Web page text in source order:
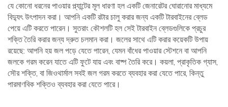
যে কোনো ধরনের পাওয়ার প্ল্যান্টের মূল ধারণা হল একটি জেনারেটর ঘোরানোর মাধ্যমে
বিদ্যুৎ উৎপাদন করা। আপনি একটি রটার চালু করার জন্য একটি টারবাইনের ব্লেড
পেয়ে এটি করতে পারেন। সুতরাং কৌশলটি হল সেই টারবাইন ব্লেডগুলিকে প্রচুর
শক্তি তৈরি করার জন্য দ্রুত চলমান করা। জলের সাথে এটি করার কয়েকটি উপায়
রয়েছে: আপনি হয় জল পড়ে যেতে পারেন, যেমন বাঁধের পাওয়ার স্টেশনে বা আপনি
জলকে গরম করেন যাতে এটি ফুটে যায় এবং বাষ্প তৈরি করে। কয়লা, প্রাকৃতিক গ্যাস,
সৌর শক্তি, বা জিওথার্মাল সবই জল গরম করতে ব্যবহার করা যেতে পারে, কিন্তু
পারমাণবিক শক্তিও ব্যবহার করা যেতে পারে।